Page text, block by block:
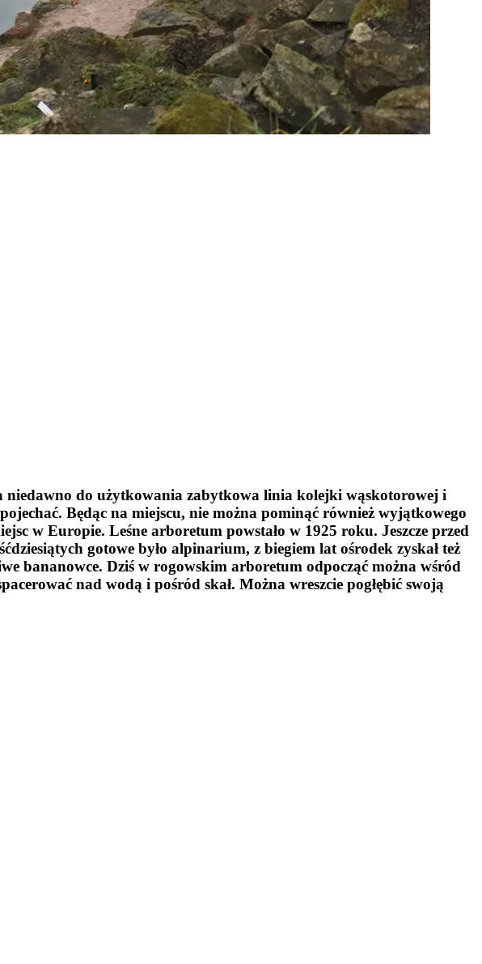
niedawno do użytkowania zabytkowa linia kolejki wąskotorowej i
Będąc na miejscu, nie można pominąć również wyjątkowego
w Europie. Leśne arboretum powstało w 1925 roku. Jeszcze przed
gotowe było alpinarium, z biegiem lat ośrodek zyskał też
bananowce. Dziś w rogowskim arboretum odpocząć można wśród
nad wodą i pośród skał. Można wreszcie pogłębić swoją